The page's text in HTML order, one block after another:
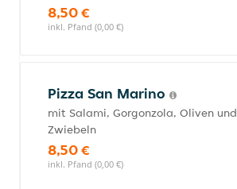
8,50 €
inkl. Pfand (0,00 €)
Pizza San Marino
mit Salami, Gorgonzola, Oliven und
Zwiebeln
8,50 €
inkl. Pfand (0,00 €)